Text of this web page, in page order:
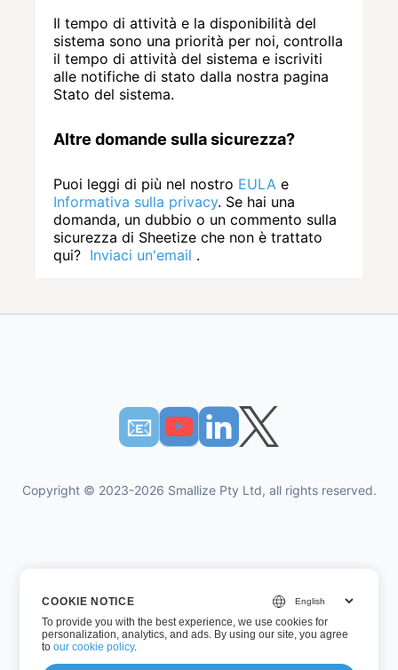
Il tempo di attività e la disponibilità del
sistema sono una priorità per noi, controlla
il tempo di attività del sistema e iscriviti
alle notifiche di stato dalla nostra pagina
Stato del sistema.
Altre domande sulla sicurezza?
Puoi leggi di più nel nostro EULA e
Informativa sulla privacy. Se hai una
domanda, un dubbio o un commento sulla
sicurezza di Sheetize che non è trattato
qui? Inviaci un'email .
📧︎
Copyright © 2023-2026 Smallize Pty Ltd, all rights reserved.
politica sulla riservatezza
Accesso esecutivo
COOKIE NOTICE
To provide you with the best experience, we use cookies for
personalization, analytics, and ads. By using our site, you agree
toour cookie policy.